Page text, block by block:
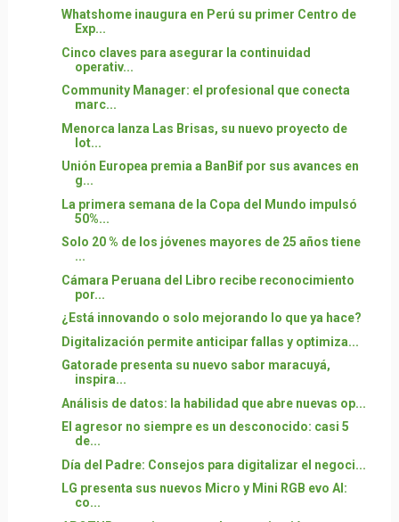
Whatshome inaugura en Perú su primer Centro de
Exp...
Cinco claves para asegurar la continuidad
operativ...
Community Manager: el profesional que conecta
marc...
Menorca lanza Las Brisas, su nuevo proyecto de
lot...
Unión Europea premia a BanBif por sus avances en
g...
La primera semana de la Copa del Mundo impulsó
50%...
Solo 20 % de los jóvenes mayores de 25 años tiene
...
Cámara Peruana del Libro recibe reconocimiento
por...
¿Está innovando o solo mejorando lo que ya hace?
Digitalización permite anticipar fallas y optimiza...
Gatorade presenta su nuevo sabor maracuyá,
inspira...
Análisis de datos: la habilidad que abre nuevas op...
El agresor no siempre es un desconocido: casi 5
de...
Día del Padre: Consejos para digitalizar el negoci...
LG presenta sus nuevos Micro y Mini RGB evo AI:
co...